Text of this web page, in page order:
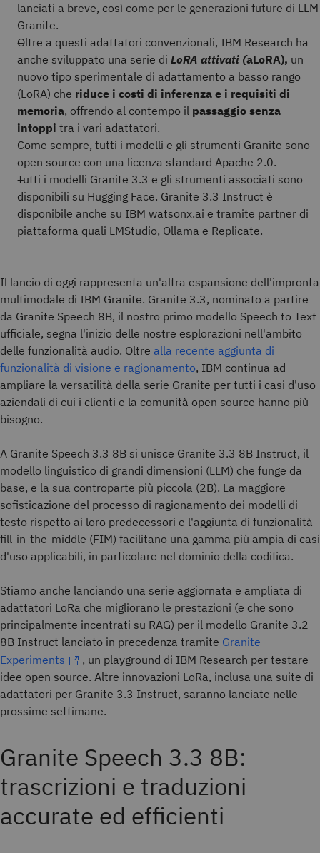
lanciati a breve, così come per le generazioni future di LLM
Granite.
Oltre a questi adattatori convenzionali, IBM Research ha
anche sviluppato una serie di LoRA attivati (aLoRA), un
nuovo tipo sperimentale di adattamento a basso rango
(LoRA) che riduce i costi di inferenza e i requisiti di
memoria, offrendo al contempo il passaggio senza
intoppi tra i vari adattatori.
Come sempre, tutti i modelli e gli strumenti Granite sono
open source con una licenza standard Apache 2.0.
Tutti i modelli Granite 3.3 e gli strumenti associati sono
disponibili su Hugging Face. Granite 3.3 Instruct è
disponibile anche su IBM watsonx.ai e tramite partner di
piattaforma quali LMStudio, Ollama e Replicate.
Il lancio di oggi rappresenta un'altra espansione dell'impronta
multimodale di IBM Granite. Granite 3.3, nominato a partire
da Granite Speech 8B, il nostro primo modello Speech to Text
ufficiale, segna l'inizio delle nostre esplorazioni nell'ambito
delle funzionalità audio. Oltre alla recente aggiunta di
funzionalità di visione e ragionamento, IBM continua ad
ampliare la versatilità della serie Granite per tutti i casi d'uso
aziendali di cui i clienti e la comunità open source hanno più
bisogno.
A Granite Speech 3.3 8B si unisce Granite 3.3 8B Instruct, il
modello linguistico di grandi dimensioni (LLM) che funge da
base, e la sua controparte più piccola (2B). La maggiore
sofisticazione del processo di ragionamento dei modelli di
testo rispetto ai loro predecessori e l'aggiunta di funzionalità
fill-in-the-middle (FIM) facilitano una gamma più ampia di casi
d'uso applicabili, in particolare nel dominio della codifica.
Stiamo anche lanciando una serie aggiornata e ampliata di
adattatori LoRa che migliorano le prestazioni (e che sono
principalmente incentrati su RAG) per il modello Granite 3.2
8B Instruct lanciato in precedenza tramite Granite
Experiments
, un playground di IBM Research per testare
idee open source. Altre innovazioni LoRa, inclusa una suite di
adattatori per Granite 3.3 Instruct, saranno lanciate nelle
prossime settimane. ­­­
Granite Speech 3.3 8B:
trascrizioni e traduzioni
accurate ed efficienti